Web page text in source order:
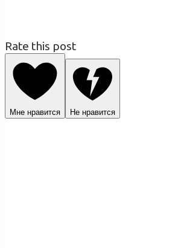
Rate this post
Мне нравится Не нравится